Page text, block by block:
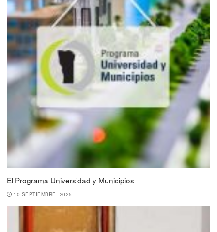
El Programa Universidad y Municipios
10 SEPTIEMBRE, 2025